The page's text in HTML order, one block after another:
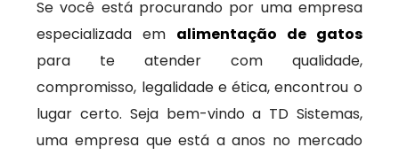
Se você está procurando por uma empresa
especializada em alimentação de gatos
para te atender com qualidade,
compromisso, legalidade e ética, encontrou o
lugar certo. Seja bem-vindo a TD Sistemas,
uma empresa que está a anos no mercado